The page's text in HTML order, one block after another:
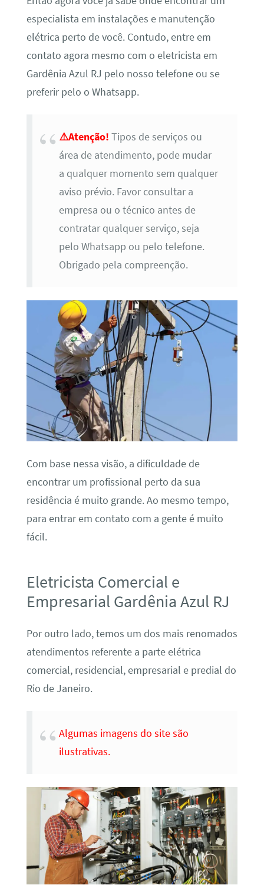
especialista em instalações e manutenção
elétrica perto de você. Contudo, entre em
contato agora mesmo com o eletricista em
Gardênia Azul RJ pelo nosso telefone ou se
preferir pelo o Whatsapp.
⚠️Atenção! Tipos de serviços ou
área de atendimento, pode mudar
a qualquer momento sem qualquer
aviso prévio. Favor consultar a
empresa ou o técnico antes de
contratar qualquer serviço, seja
pelo Whatsapp ou pelo telefone.
Obrigado pela compreenção.
Com base nessa visão, a dificuldade de
encontrar um profissional perto da sua
residência é muito grande. Ao mesmo tempo,
para entrar em contato com a gente é muito
fácil.
Eletricista Comercial e
Empresarial Gardênia Azul RJ
Por outro lado, temos um dos mais renomados
atendimentos referente a parte elétrica
comercial, residencial, empresarial e predial do
Rio de Janeiro.
Algumas imagens do site são
ilustrativas.